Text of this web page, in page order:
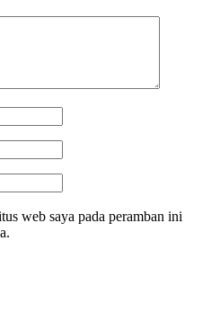
web saya pada peramban ini